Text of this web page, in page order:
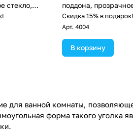
стекло,
поддона,
Скидка 15% в подарок!
Арт. 4004
В корзину
для ванной комнаты,
форма такого уголка